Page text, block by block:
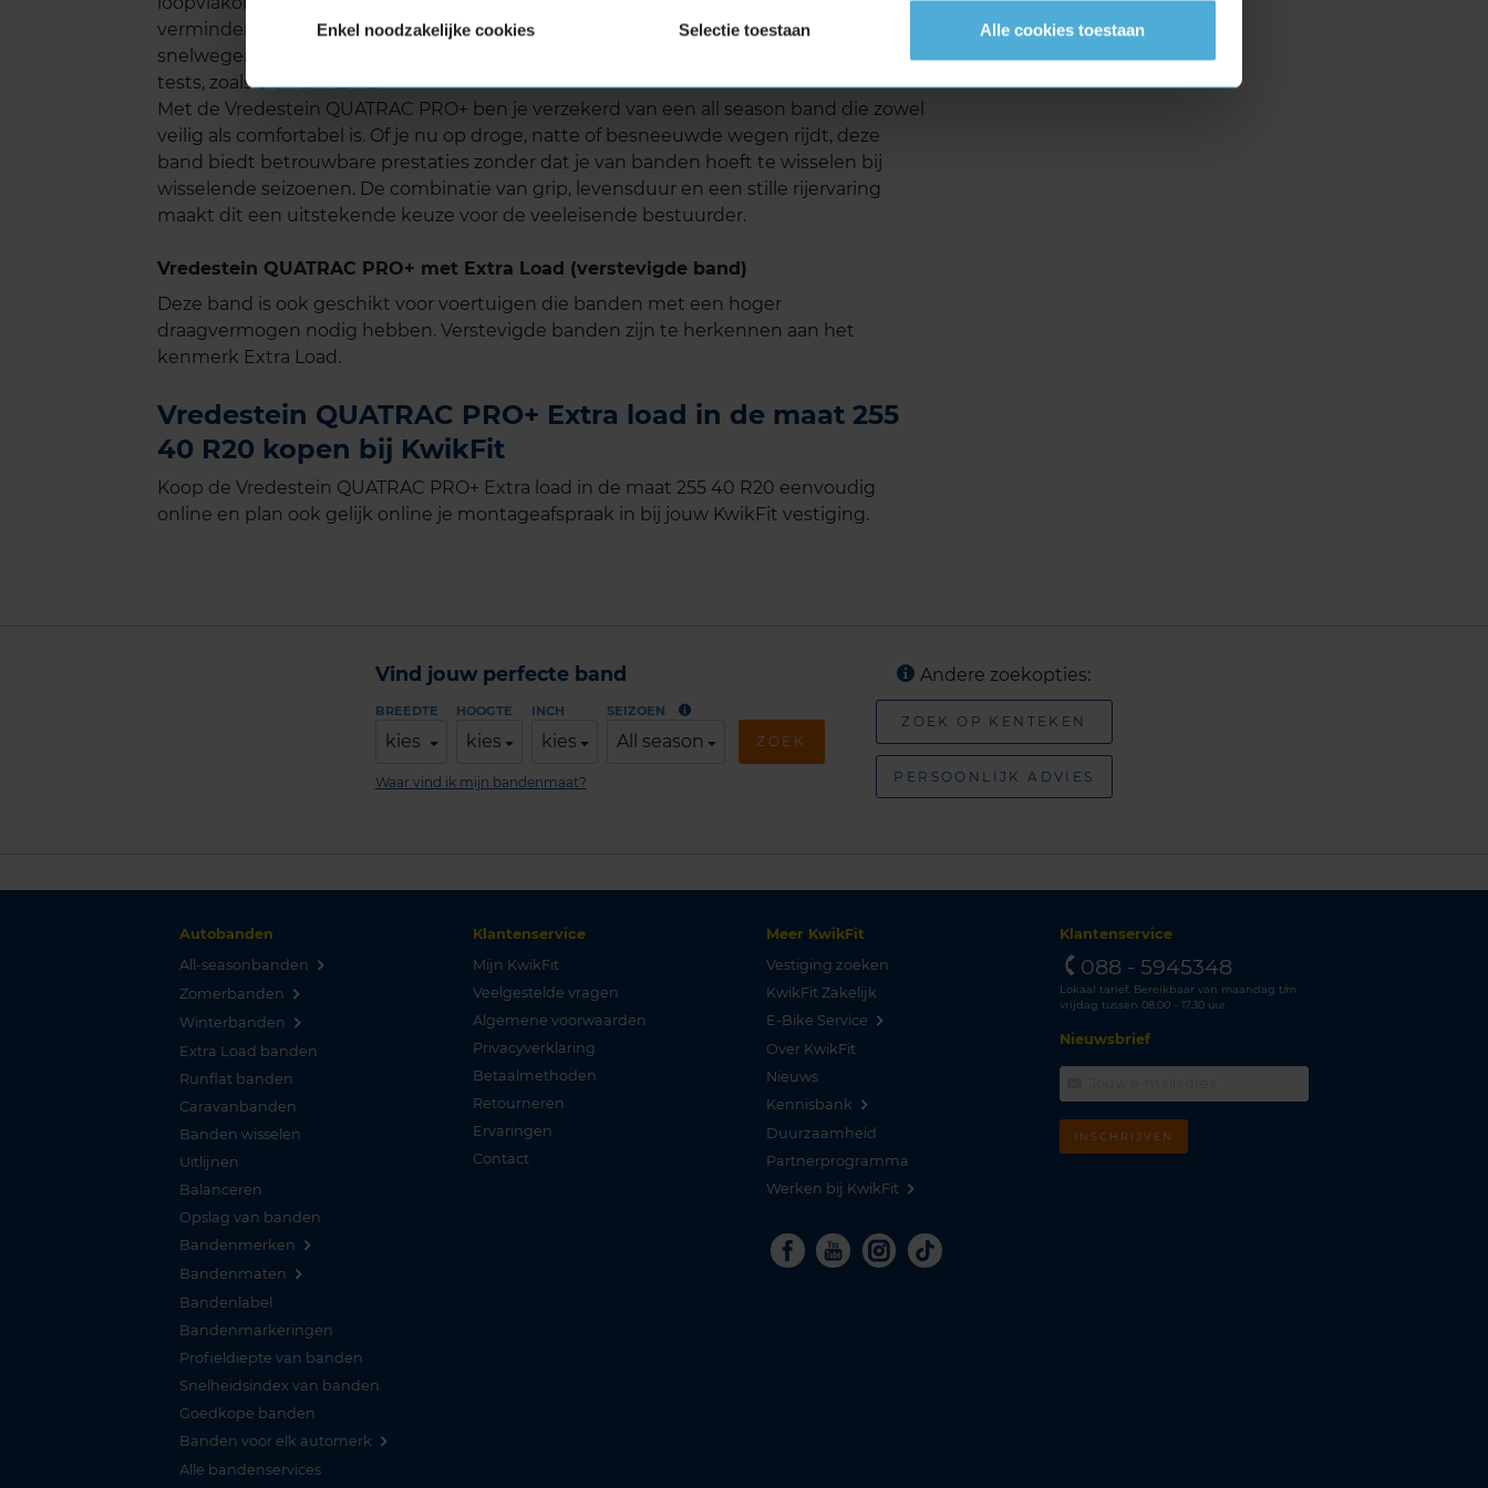
Enkel noodzakelijke cookies Selectie toestaan Alle cookies toestaan
verminderen. Dit draagt bij aan een aangename en comfortabele rit, zelfs op
snelwegen. De band scoort goed op het gebied van geluidsreductie in onafhankelijke
tests, zoals die van ADAC.
Met de Vredestein QUATRAC PRO+ ben je verzekerd van een all season band die zowel
veilig als comfortabel is. Of je nu op droge, natte of besneeuwde wegen rijdt, deze
band biedt betrouwbare prestaties zonder dat je van banden hoeft te wisselen bij
wisselende seizoenen. De combinatie van grip, levensduur en een stille rijervaring
maakt dit een uitstekende keuze voor de veeleisende bestuurder.
Vredestein QUATRAC PRO+ met Extra Load (verstevigde band)
Deze band is ook geschikt voor voertuigen die banden met een hoger
draagvermogen nodig hebben. Verstevigde banden zijn te herkennen aan het
kenmerk Extra Load.
Vredestein QUATRAC PRO+ Extra load in de maat 255
40 R20 kopen bij KwikFit
Koop de Vredestein QUATRAC PRO+ Extra load in de maat 255 40 R20 eenvoudig
online en plan ook gelijk online je montageafspraak in bij jouw KwikFit vestiging.
Vind jouw perfecte band
BREEDTE
kies
HOOGTE
kies
INCH
kies
SEIZOEN
All season ZOEK
Waar vind ik mijn bandenmaat?
Andere zoekopties:
ZOEK OP KENTEKEN
PERSOONLIJK ADVIES
Autobanden
All-seasonbanden
Zomerbanden
Winterbanden
Extra Load banden
Runflat banden
Caravanbanden
Banden wisselen
Uitlijnen
Balanceren
Opslag van banden
Bandenmerken
Bandenmaten
Bandenlabel
Bandenmarkeringen
Profieldiepte van banden
Snelheidsindex van banden
Goedkope banden
Banden voor elk automerk
Alle bandenservices
Klantenservice
Mijn KwikFit
Veelgestelde vragen
Algemene voorwaarden
Privacyverklaring
Betaalmethoden
Retourneren
Ervaringen
Contact
Meer KwikFit
Vestiging zoeken
KwikFit Zakelijk
E-Bike Service
Over KwikFit
Nieuws
Kennisbank
Duurzaamheid
Partnerprogramma
Werken bij KwikFit
Facebook
YoutubeInstagram
Tiktok
Klantenservice
088 - 5945348
Lokaal tarief. Bereikbaar van maandag t/m
vrijdag tussen 08.00 - 17.30 uur.
Nieuwsbrief
INSCHRIJVEN